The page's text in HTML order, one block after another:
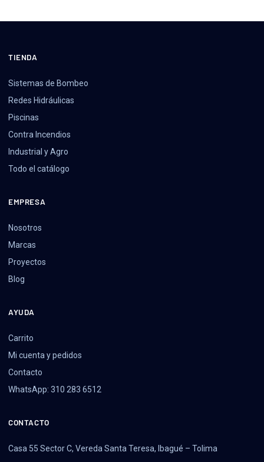
TIENDA
Sistemas de Bombeo
Redes Hidráulicas
Piscinas
Contra Incendios
Industrial y Agro
Todo el catálogo
EMPRESA
Nosotros
Marcas
Proyectos
Blog
AYUDA
Carrito
Mi cuenta y pedidos
Contacto
WhatsApp: 310 283 6512
CONTACTO
Casa 55 Sector C, Vereda Santa Teresa, Ibagué – Tolima